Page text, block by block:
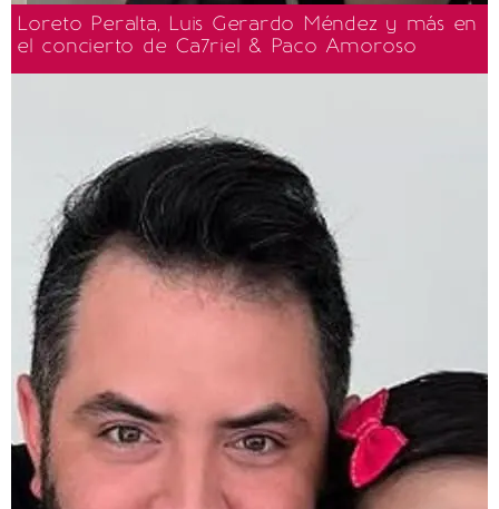
Loreto Peralta, Luis Gerardo Méndez y más en
el concierto de Ca7riel & Paco Amoroso